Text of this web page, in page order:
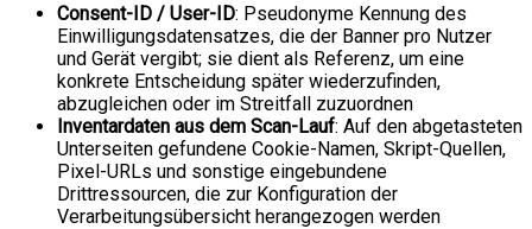
Consent-ID / User-ID: Pseudonyme Kennung des
Einwilligungsdatensatzes, die der Banner pro Nutzer
und Gerät vergibt; sie dient als Referenz, um eine
konkrete Entscheidung später wiederzufinden,
abzugleichen oder im Streitfall zuzuordnen
Inventardaten aus dem Scan-Lauf: Auf den abgetasteten
Unterseiten gefundene Cookie-Namen, Skript-Quellen,
Pixel-URLs und sonstige eingebundene
Drittressourcen, die zur Konfiguration der
Verarbeitungsübersicht herangezogen werden